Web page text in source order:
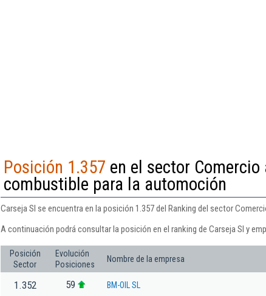
Posición 1.357 en el sector
combustible para la automoción
Carseja Sl se encuentra en la posición 1.357 del Ranking del sector
A continuación podrá consultar la posición en el ranking de Carseja Sl y
Posición
Sector
Evolución
Posiciones
Nombre de la empresa
1.352 59 BM-OIL SL